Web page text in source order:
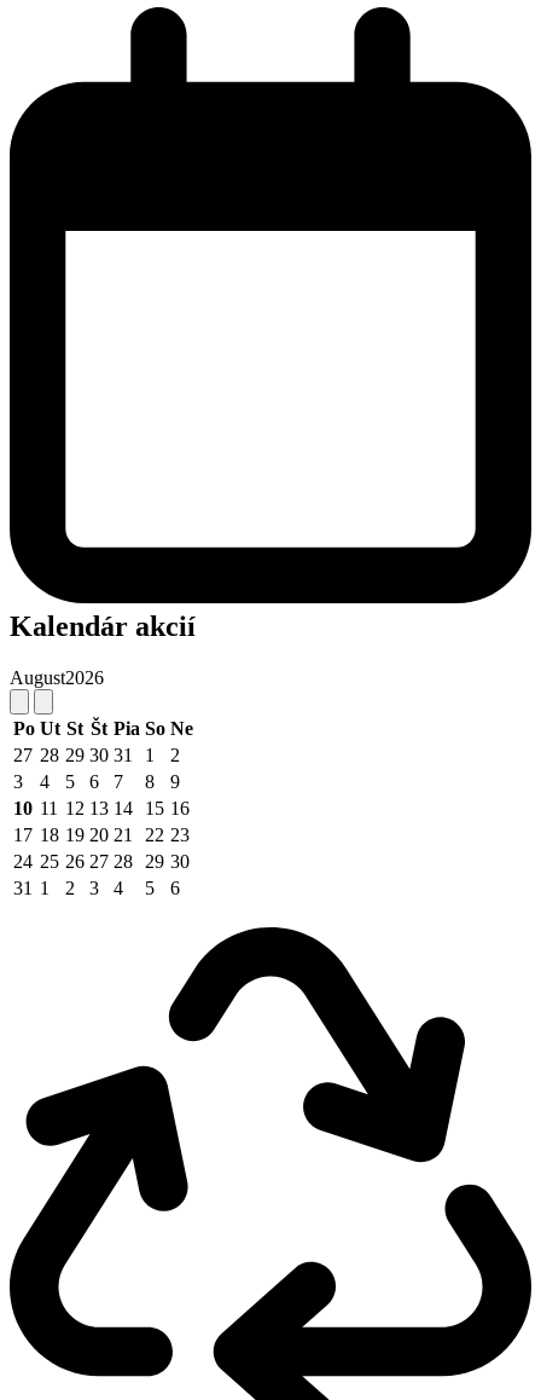
Kalendár akcií
August2026
Po Ut St Št Pia So Ne
27 28 29 30 31 1
2
3
4 5 6 7 8
9
10 11 12 13 14 15 16
17 18 19 20 21 22 23
24 25 26 27 28 29 30
31 1 2 3 4 5 6